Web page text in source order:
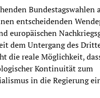
Bundestagswahlen
entscheidenden
europäischen
dem Untergang des
die reale Möglichkeit,
Kontinuität zum
in die Regierung